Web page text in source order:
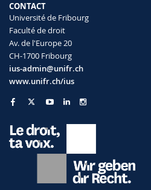
CONTACT
Université de Fribourg
Faculté de droit
Av. de l'Europe 20
CH-1700 Fribourg
ius-admin@unifr.ch
www.unifr.ch/ius